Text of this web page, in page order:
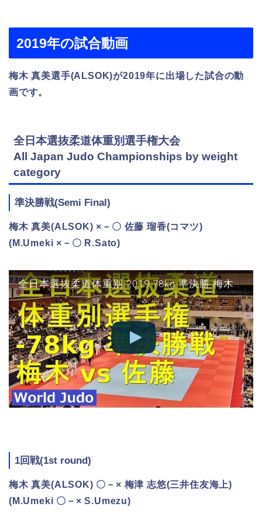
2019年の試合動画
梅木 真美選手(ALSOK)が2019年に出場した試合の動
画です。
全日本選抜柔道体重別選手権大会
All Japan Judo Championships by weight
category
準決勝戦(Semi Final)
梅木 真美(ALSOK) ×－〇 佐藤 瑠香(コマツ)
(M.Umeki ×－〇 R.Sato)
全日本選抜柔道体重別 2019 78kg 準決勝 梅木vs佐藤 JUDO
1回戦(1st round)
梅木 真美(ALSOK) 〇－× 梅津 志悠(三井住友海上)
(M.Umeki 〇－× S.Umezu)